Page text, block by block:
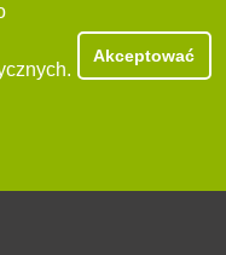
Akceptować